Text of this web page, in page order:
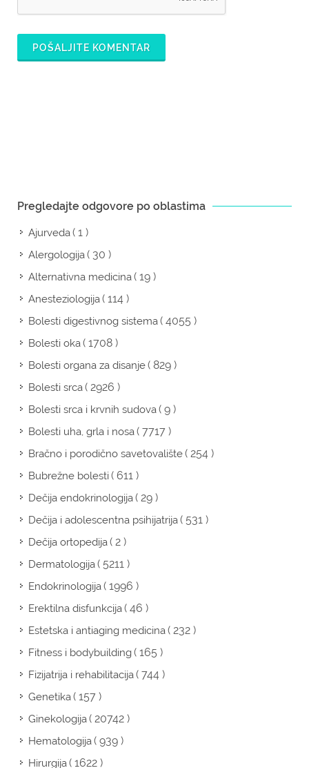
POŠALJITE KOMENTAR
Pregledajte odgovore po oblastima
Ajurveda( 1 )
Alergologija( 30 )
Alternativna medicina( 19 )
Anesteziologija( 114 )
Bolesti digestivnog sistema( 4055 )
Bolesti oka( 1708 )
Bolesti organa za disanje( 829 )
Bolesti srca( 2926 )
Bolesti srca i krvnih sudova( 9 )
Bolesti uha, grla i nosa( 7717 )
Bračno i porodično savetovalište( 254 )
Bubrežne bolesti( 611 )
Dečija endokrinologija( 29 )
Dečija i adolescentna psihijatrija( 531 )
Dečija ortopedija( 2 )
Dermatologija( 5211 )
Endokrinologija( 1996 )
Erektilna disfunkcija( 46 )
Estetska i antiaging medicina( 232 )
Fitness i bodybuilding( 165 )
Fizijatrija i rehabilitacija( 744 )
Genetika( 157 )
Ginekologija( 20742 )
Hematologija( 939 )
Hirurgija( 1622 )